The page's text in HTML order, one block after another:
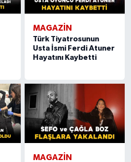
MAGAZIN
Türk Tiyatrosunun
Usta İsmi Ferdi Atuner
Hayatını Kaybetti
MAGAZIN